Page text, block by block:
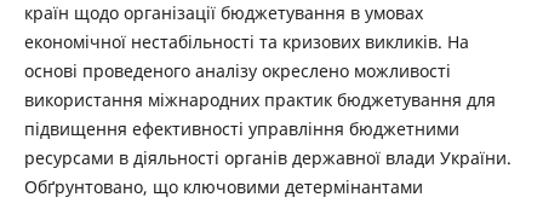
країн щодо організації бюджетування в умовах
економічної нестабільності та кризових викликів. На
основі проведеного аналізу окреслено можливості
використання міжнародних практик бюджетування для
підвищення ефективності управління бюджетними
ресурсами в діяльності органів державної влади України.
Обґрунтовано, що ключовими детермінантами